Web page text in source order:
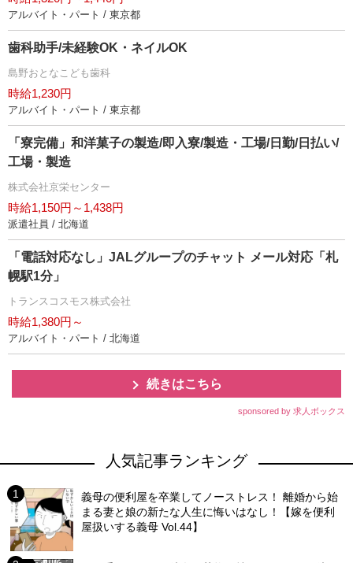
アルバイト・パート / 東京都
歯科助手/未経験OK・ネイルOK
島野おとなこども歯科
時給1,230円
アルバイト・パート / 東京都
「寮完備」和洋菓子の製造/即入寮/製造・工場/日勤/日払い/
工場・製造
株式会社京栄センター
時給1,150円～1,438円
派遣社員 / 北海道
「電話対応なし」JALグループのチャット メール対応「札
幌駅1分」
トランスコスモス株式会社
時給1,380円～
アルバイト・パート / 北海道
続きはこちら
sponsored by 求人ボックス
人気記事ランキング
義母の便利屋を卒業してノーストレス！ 離婚から始
まる妻と娘の新たな人生に悔いはなし！【嫁を便利
屋扱いする義母 Vol.44】